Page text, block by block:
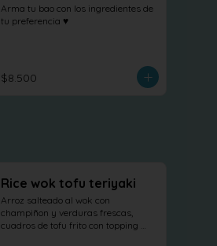
Arma tu bao con los ingredientes de
tu preferencia ♥
$8.500
Rice wok tofu teriyaki
Arroz salteado al wok con
champiñon y verduras frescas,
cuadros de tofu frito con topping